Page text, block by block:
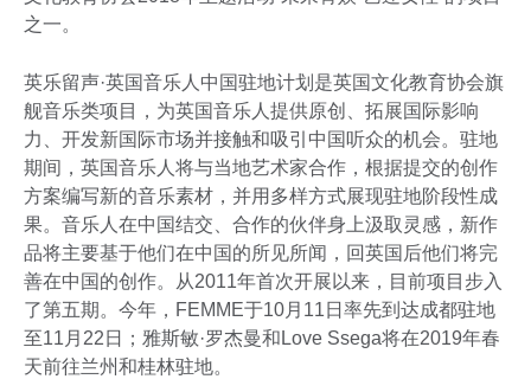
之一。
英乐留声·英国音乐人中国驻地计划是英国文化教育协会旗
舰音乐类项目，为英国音乐人提供原创、拓展国际影响
力、开发新国际市场并接触和吸引中国听众的机会。驻地
期间，英国音乐人将与当地艺术家合作，根据提交的创作
方案编写新的音乐素材，并用多样方式展现驻地阶段性成
果。音乐人在中国结交、合作的伙伴身上汲取灵感，新作
品将主要基于他们在中国的所见所闻，回英国后他们将完
善在中国的创作。从2011年首次开展以来，目前项目步入
了第五期。今年，FEMME于10月11日率先到达成都驻地
至11月22日；雅斯敏·罗杰曼和Love Ssega将在2019年春
天前往兰州和桂林驻地。